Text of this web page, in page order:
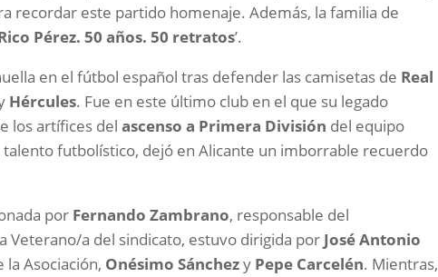
recordar este partido homenaje. Además, la familia de
Pérez. 50 años. 50 retratos’.
en el fútbol español tras defender las camisetas de Real
Hércules. Fue en este último club en el que su legado
los artífices delascenso a Primera División del equipo
futbolístico, dejó en Alicante un imborrable recuerdo
por Fernando Zambrano, responsable del
Veterano/a del sindicato, estuvo dirigida por José Antonio
la Asociación, Onésimo Sánchezy Pepe Carcelén. Mientras,